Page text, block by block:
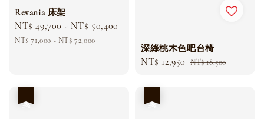
Revania 床架
Sale
price
NT$ 49,700 - NT$ 50,400
NT$ 71,000-NT$ 72,000
深綠桃木色吧台椅
Sale
NT$ 12,950 Regular
NT$ 18,500